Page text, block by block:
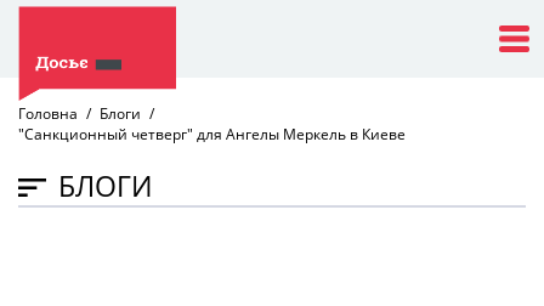
Головна
Блоги
"Санкционный четверг" для Ангелы Меркель в Киеве
БЛОГИ